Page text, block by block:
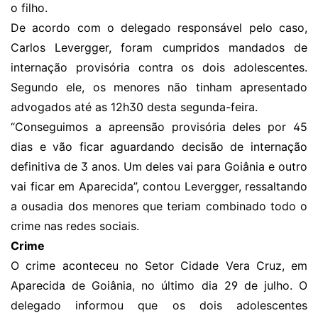
o filho.
De acordo com o delegado responsável pelo caso,
Carlos Levergger, foram cumpridos mandados de
internação provisória contra os dois adolescentes.
Segundo ele, os menores não tinham apresentado
advogados até as 12h30 desta segunda-feira.
“Conseguimos a apreensão provisória deles por 45
dias e vão ficar aguardando decisão de internação
definitiva de 3 anos. Um deles vai para Goiânia e outro
vai ficar em Aparecida”, contou Levergger, ressaltando
a ousadia dos menores que teriam combinado todo o
crime nas redes sociais.
Crime
O crime aconteceu no Setor Cidade Vera Cruz, em
Aparecida de Goiânia, no último dia 29 de julho. O
delegado informou que os dois adolescentes